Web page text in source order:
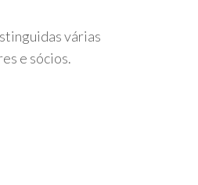
várias
e sócios.